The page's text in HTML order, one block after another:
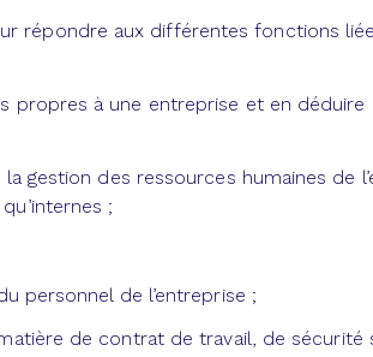
répondre aux différentes fonctions
propres à une entreprise et en
gestion des ressources humaines de
;
personnel de l’entreprise ;
de contrat de travail, de